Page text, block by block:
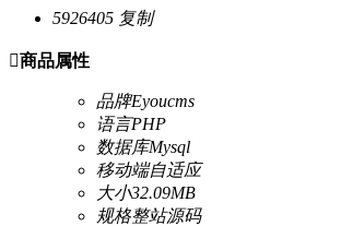
5926405 复制
商品属性
品牌Eyoucms
语言PHP
数据库Mysql
移动端自适应
大小32.09MB
规格整站源码